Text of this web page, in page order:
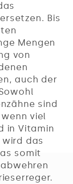
Bis
Mengen
von
auch der
sind
viel
in Vitamin
wird das
somit